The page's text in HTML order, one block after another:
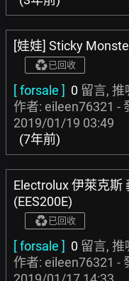
[娃娃] Sticky
已回收
[ forsale ] 0 留言, 推
作者: eileen76321 -
2019/01/19 03:49
(7年前)
Electrolux 伊萊克斯
(EES200E)
已回收
[ forsale ] 0 留言, 推
作者: eileen76321 -